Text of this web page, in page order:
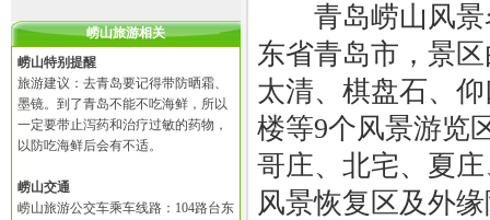
崂山旅游相关
崂山特别提醒
旅游建议：去青岛要记得带防晒霜、
墨镜。到了青岛不能不吃海鲜，所以
一定要带止泻药和治疗过敏的药物，
以防吃海鲜后会有不适。
崂山交通
崂山旅游公交车乘车线路：104路台东
青岛崂山风景
东省青岛市，景
太清、棋盘石、
楼等9个风景游览
哥庄、北宅、夏
风景恢复区及外